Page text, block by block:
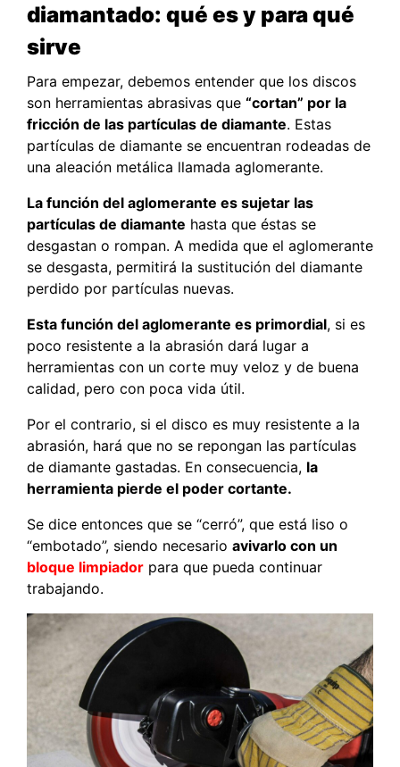
diamantado: qué es y para qué
sirve
Para empezar, debemos entender que los discos
son herramientas abrasivas que “cortan” por la
fricción de las partículas de diamante. Estas
partículas de diamante se encuentran rodeadas de
una aleación metálica llamada aglomerante.
La función del aglomerante es sujetar las
partículas de diamante hasta que éstas se
desgastan o rompan. A medida que el aglomerante
se desgasta, permitirá la sustitución del diamante
perdido por partículas nuevas.
Esta función del aglomerante es primordial, si es
poco resistente a la abrasión dará lugar a
herramientas con un corte muy veloz y de buena
calidad, pero con poca vida útil.
Por el contrario, si el disco es muy resistente a la
abrasión, hará que no se repongan las partículas
de diamante gastadas. En consecuencia, la
herramienta pierde el poder cortante.
Se dice entonces que se “cerró”, que está liso o
“embotado”, siendo necesario avivarlo con un
bloque limpiador para que pueda continuar
trabajando.